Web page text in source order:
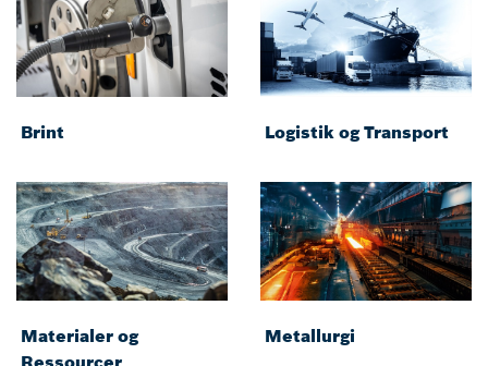
Brint Logistik og Transport
Materialer og
Ressourcer
Metallurgi